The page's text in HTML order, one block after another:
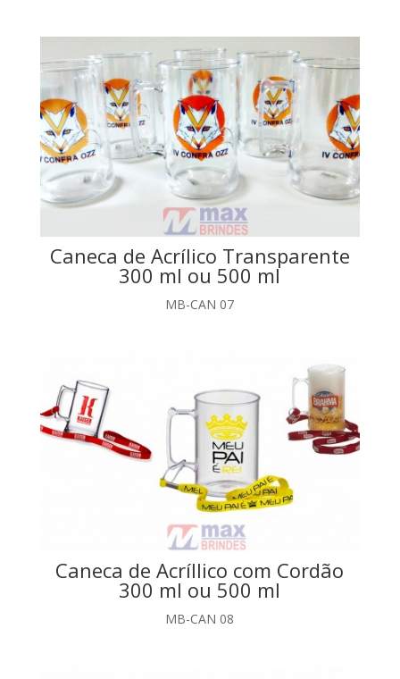
Caneca de Acrílico Transparente
300 ml ou 500 ml
MB-CAN 07
Caneca de Acríllico com Cordão
300 ml ou 500 ml
MB-CAN 08